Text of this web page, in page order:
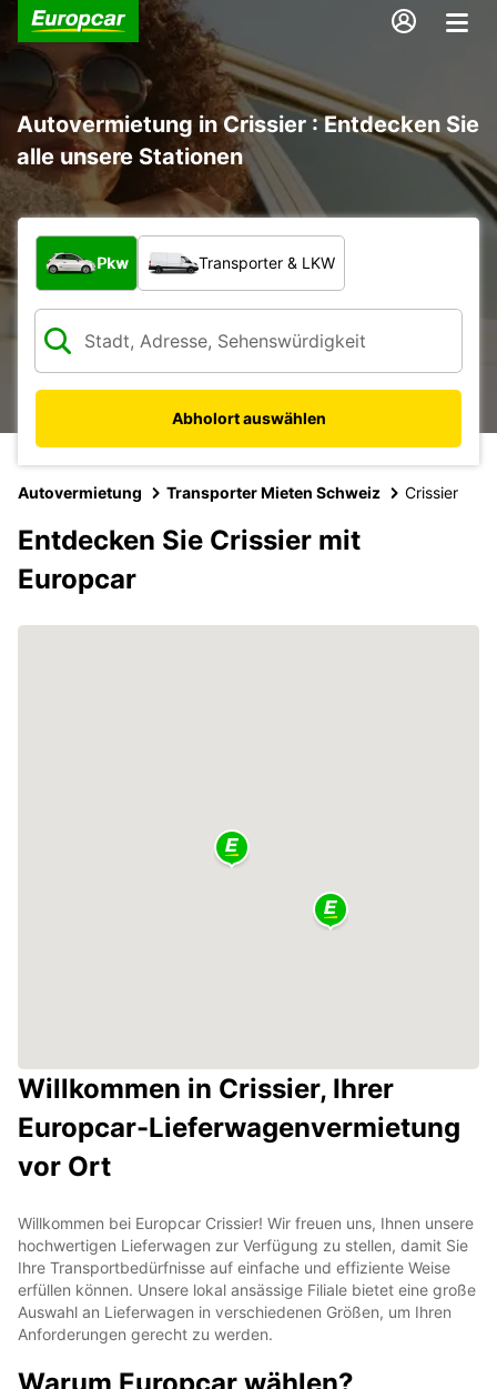
Autovermietung in Crissier : Entdecken Sie
alle unsere Stationen
Welche Art von Fahrzeug?
Pkw Transporter & LKW
Abholort auswählen
Autovermietung Transporter Mieten Schweiz Crissier
Entdecken Sie Crissier mit
Europcar
Willkommen in Crissier, Ihrer
Europcar-Lieferwagenvermietung
vor Ort
Willkommen bei Europcar Crissier! Wir freuen uns, Ihnen unsere
hochwertigen Lieferwagen zur Verfügung zu stellen, damit Sie
Ihre Transportbedürfnisse auf einfache und effiziente Weise
erfüllen können. Unsere lokal ansässige Filiale bietet eine große
Auswahl an Lieferwagen in verschiedenen Größen, um Ihren
Anforderungen gerecht zu werden.